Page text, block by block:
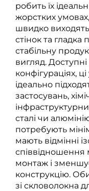
робить їх
жорстких
швидко
стінок та
стабільну
вигляд. Доступні
конфігураціях,
ідеально
застосувань,
сталі чи
потребують
мають відмінні
співвідношення
монтаж і
конструкцію.
зі скловолокна